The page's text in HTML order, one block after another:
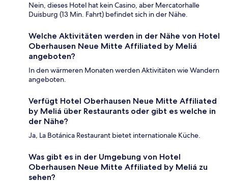
Nein, dieses Hotel hat kein Casino, aber Mercatorhalle
Duisburg (13 Min. Fahrt) befindet sich in der Nähe.
Welche Aktivitäten werden in der Nähe von Hotel
Oberhausen Neue Mitte Affiliated by Meliá
angeboten?
In den wärmeren Monaten werden Aktivitäten wie Wandern
angeboten.
Verfügt Hotel Oberhausen Neue Mitte Affiliated
by Meliá über Restaurants oder gibt es welche in
der Nähe?
Ja, La Botánica Restaurant bietet internationale Küche.
Was gibt es in der Umgebung von Hotel
Oberhausen Neue Mitte Affiliated by Meliá zu
sehen?